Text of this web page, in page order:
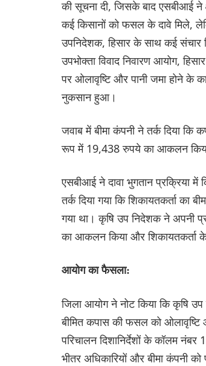
की सूचना दी, जिसके बाद एसबीआई ने
कई किसानों को फसल के दावे मिले,
उपनिदेशक, हिसार के साथ कई संचार
उपभोक्ता विवाद निवारण आयोग,
पर ओलावृष्टि और पानी जमा होने
नुकसान हुआ।
जवाब में बीमा कंपनी ने तर्क दिया
रूप में 19,438 रुपये का आकलन किया
एसबीआई ने दावा भुगतान प्रक्रिया
तर्क दिया गया कि शिकायतकर्ता का
गया था। कृषि उप निदेशक ने अपनी
का आकलन किया और शिकायतकर्ता
आयोग का फैसला:
जिला आयोग ने नोट किया कि कृषि
बीमित कपास की फसल को
परिचालन दिशानिर्देशों के कॉलम नंबर
भीतर अधिकारियों और बीमा कंपनी